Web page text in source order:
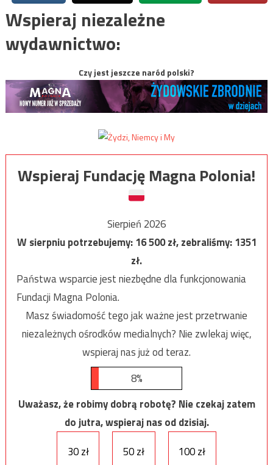
Wspieraj niezależne
wydawnictwo:
Czy jest jeszcze naród polski?
Wspieraj Fundację Magna Polonia!
Sierpień 2026
W sierpniu potrzebujemy:16 500zł, zebraliśmy:1351
zł.
Państwa wsparcie jest niezbędne dla funkcjonowania
Fundacji Magna Polonia.
Masz świadomość tego jak ważne jest przetrwanie
niezależnych ośrodków medialnych? Nie zwlekaj więc,
wspieraj nas już od teraz.
8%
Uważasz, że robimy dobrą robotę? Nie czekaj zatem
do jutra, wspieraj nas od dzisiaj.
30 zł
50 zł 100 zł